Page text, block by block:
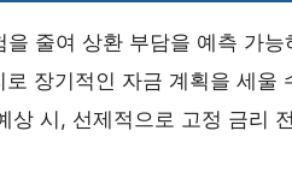
을 줄여 상환 부담을 예측 가능
로 장기적인 자금 계획을 세울
상 시, 선제적으로 고정 금리